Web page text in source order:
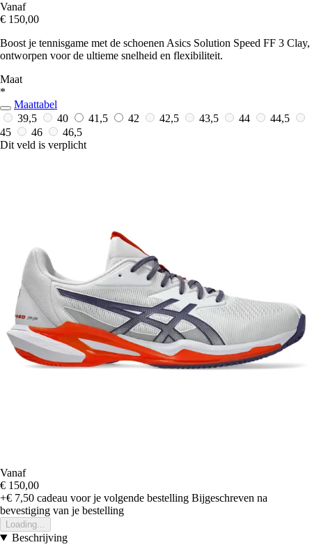
Vanaf
€ 150,00
Boost je tennisgame met de schoenen Asics Solution Speed FF 3 Clay,
ontworpen voor de ultieme snelheid en flexibiliteit.
Maat
*
Maattabel
39,5
40 41,5 42 42,5 43,5 44
44,5
45
46
46,5
Dit veld is verplicht
Vanaf
€ 150,00
+€ 7,50 cadeau voor je volgende bestelling Bijgeschreven na
bevestiging van je bestelling
Loading...
Beschrijving